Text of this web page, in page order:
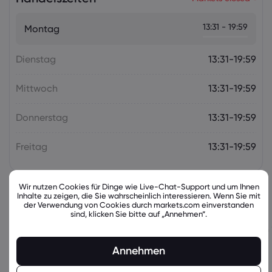
Markets.com Support Team 2025 Jul 05, 21:00
Geldpolitik richtet sich auf die RBA und
Montag 13:31 - 19:59
Dienstag 13:31-19:59
Mittwoch 13:31-19:59
Donnerstag 13:31-19:59
Freitag 13:31-19:59
Ähnliche Instrumente
Wir nutzen Cookies für Dinge wie Live-Chat-Support und um Ihnen
Inhalte zu zeigen, die Sie wahrscheinlich interessieren. Wenn Sie mit
der Verwendung von Cookies durch markets.com einverstanden
sind, klicken Sie bitte auf „Annehmen“.
Annehmen